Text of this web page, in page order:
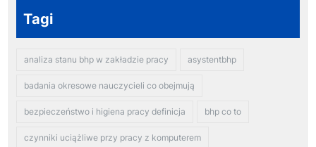
Tagi
analiza stanu bhp w zakładzie pracy asystentbhp
badania okresowe nauczycieli co obejmują
bezpieczeństwo i higiena pracy definicja bhp co to
czynniki uciążliwe przy pracy z komputerem